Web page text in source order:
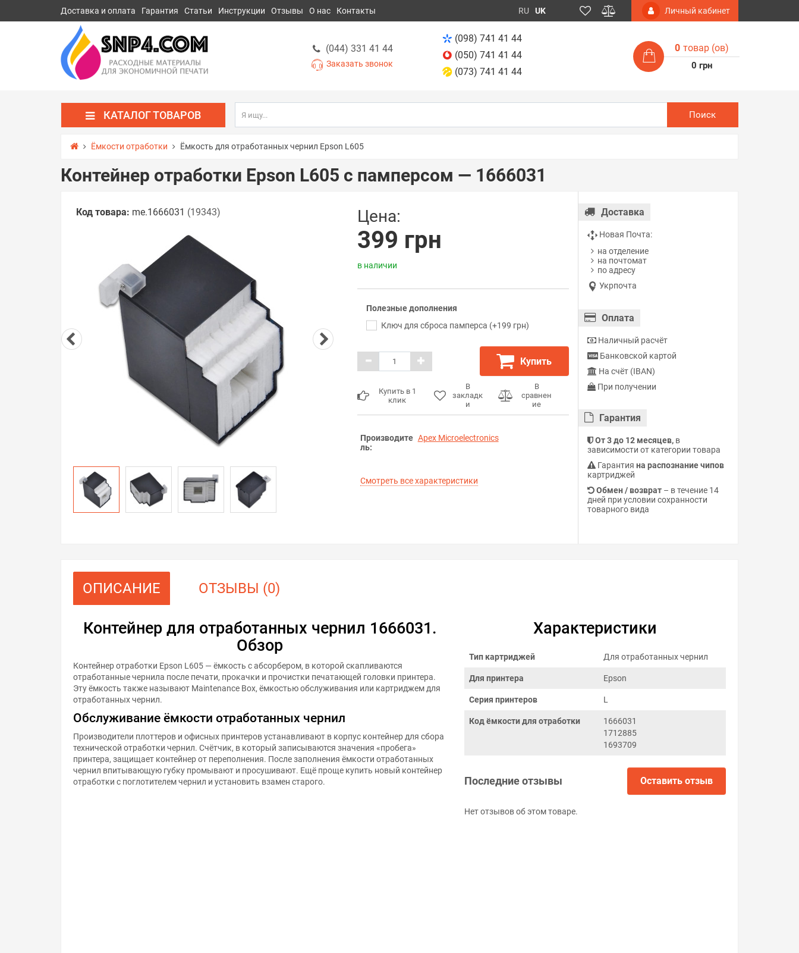
Доставка и оплата Гарантия Статьи Инструкции Отзывы О нас Контакты RU UK Личный кабинет
(044) 331 41 44
Заказать звонок
(098) 741 41 44
(050) 741 41 44
(073) 741 41 44
0 товар (ов)
0 грн
КАТАЛОГ ТОВАРОВ Поиск
Ёмкости отработки Ёмкость для отработанных чернил Epson L605
Контейнер отработки Epson L605 с памперсом — 1666031
Код товара: me.1666031 (19343) Цена:
399 грн
в наличии
Полезные дополнения
Ключ для сброса памперса (+199 грн)
Купить
Купить в 1
клик
В
закладк
и
В
сравнен
ие
Производите
ль:
Apex Microelectronics
Смотреть все характеристики
Доставка
Новая Почта:
на отделение
на почтомат
по адресу
Укрпочта
Оплата
Наличный расчёт
Банковской картой
На счёт (IBAN)
При получении
Гарантия
От 3 до 12 месяцев,в
зависимости от категории товара
Гарантия на распознание чипов
картриджей
Обмен / возврат– в течение 14
дней при условии сохранности
товарного вида
ОПИСАНИЕ ОТЗЫВЫ (0)
Контейнер для отработанных чернил 1666031.
Обзор
Контейнер отработки Epson L605 — ёмкость с абсорбером, в которой скапливаются
отработанные чернила после печати, прокачки и прочистки печатающей головки принтера.
Эту ёмкость также называют Maintenance Box, ёмкостью обслуживания или картриджем для
отработанных чернил.
Обслуживание ёмкости отработанных чернил
Производители плоттеров и офисных принтеров устанавливают в корпус контейнер для сбора
технической отработки чернил. Счётчик, в который записываются значения «пробега»
принтера, защищает контейнер от переполнения. После заполнения ёмкости отработанных
чернил впитывающую губку промывают и просушивают. Ещё проще купить новый контейнер
отработки с поглотителем чернил и установить взамен старого.
Характеристики
Тип картриджей Для отработанных чернил
Для принтера Epson
Серия принтеров L
Код ёмкости для отработки
1666031
1712885
1693709
Последние отзывы Оставить отзыв
Нет отзывов об этом товаре.